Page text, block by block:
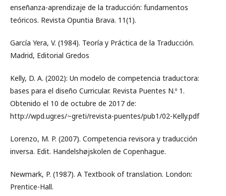
enseñanza-aprendizaje de la traducción: fundamentos
teóricos. Revista Opuntia Brava. 11(1).
García Yera, V. (1984). Teoría y Práctica de la Traducción.
Madrid, Editorial Gredos
Kelly, D. A. (2002): Un modelo de competencia traductora:
bases para el diseño Curricular. Revista Puentes N.º 1.
Obtenido el 10 de octubre de 2017 de:
http://wpd.ugr.es/~greti/revista-puentes/pub1/02-Kelly.pdf
Lorenzo, M. P. (2007). Competencia revisora y traducción
inversa. Edit. Handelshøjskolen de Copenhague.
Newmark, P. (1987). A Textbook of translation. London:
Prentice-Hall.